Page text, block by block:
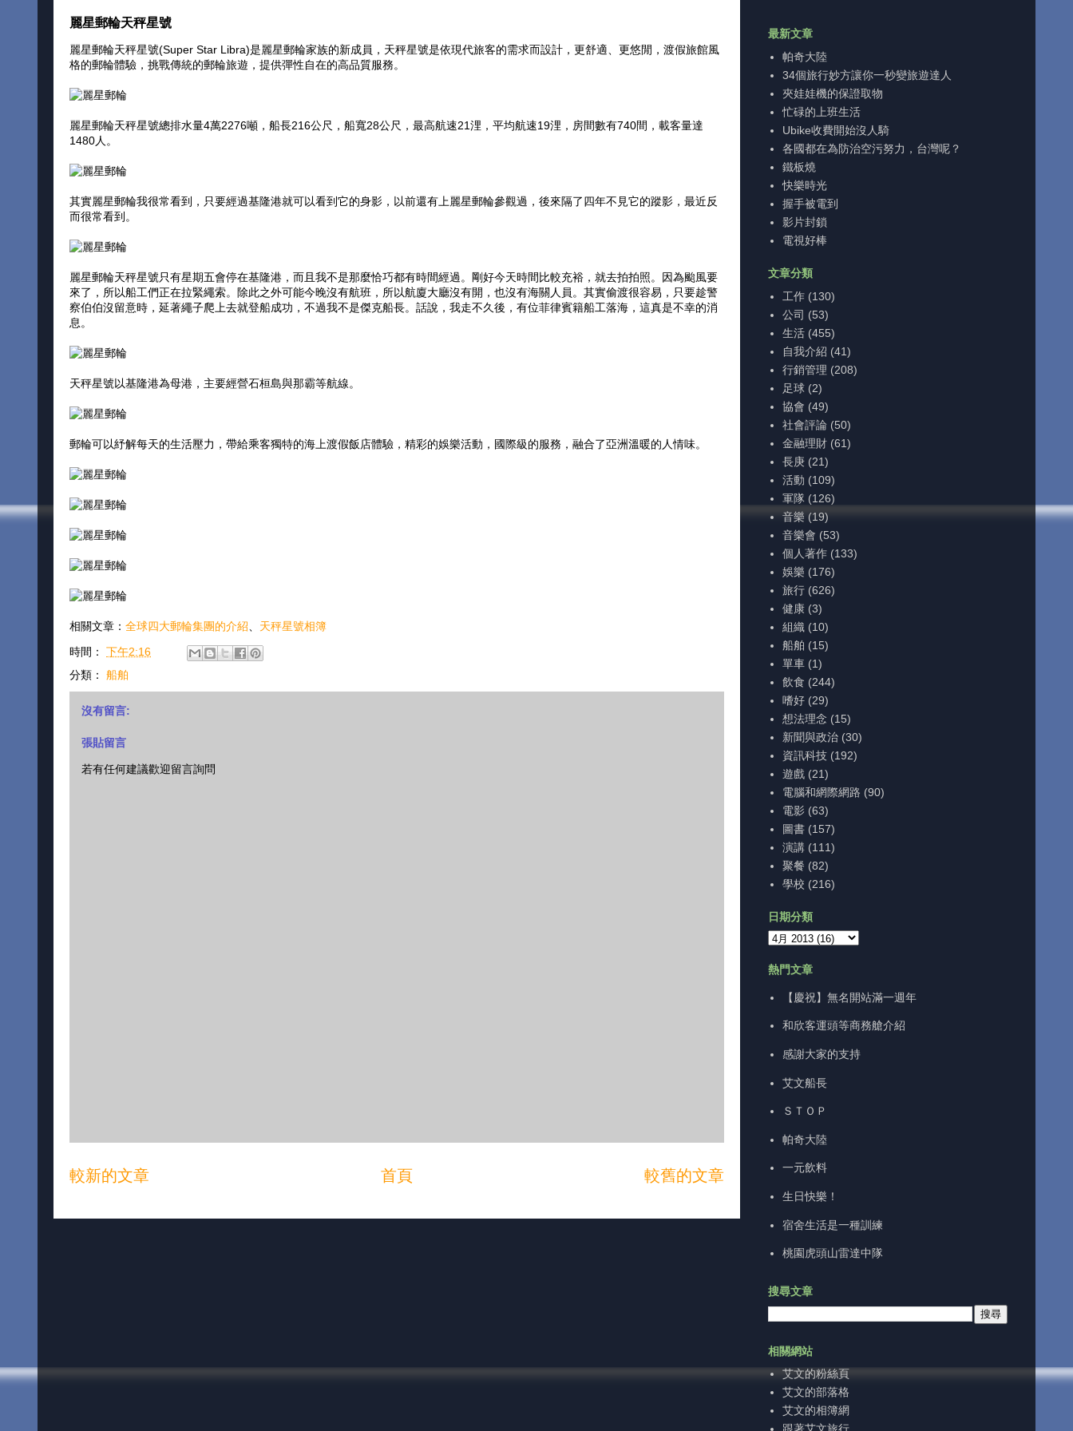
麗星郵輪天秤星號
麗星郵輪天秤星號(Super Star Libra)是麗星郵輪家族的新成員，天秤星號是依現代旅客的需求而設計，更舒適、更悠閒，渡假旅館風
格的郵輪體驗，挑戰傳統的郵輪旅遊，提供彈性自在的高品質服務。
麗星郵輪天秤星號總排水量4萬2276噸，船長216公尺，船寬28公尺，最高航速21浬，平均航速19浬，房間數有740間，載客量達
1480人。
其實麗星郵輪我很常看到，只要經過基隆港就可以看到它的身影，以前還有上麗星郵輪參觀過，後來隔了四年不見它的蹤影，最近反
而很常看到。
麗星郵輪天秤星號只有星期五會停在基隆港，而且我不是那麼恰巧都有時間經過。剛好今天時間比較充裕，就去拍拍照。因為颱風要
來了，所以船工們正在拉緊繩索。除此之外可能今晚沒有航班，所以航廈大廳沒有開，也沒有海關人員。其實偷渡很容易，只要趁警
察伯伯沒留意時，延著繩子爬上去就登船成功，不過我不是傑克船長。話說，我走不久後，有位菲律賓籍船工落海，這真是不幸的消
息。
天秤星號以基隆港為母港，主要經營石桓島與那霸等航線。
郵輪可以紓解每天的生活壓力，帶給乘客獨特的海上渡假飯店體驗，精彩的娛樂活動，國際級的服務，融合了亞洲溫暖的人情味。
相關文章： 全球四大郵輪集團的介紹 天秤星號相簿
時間： 下午2:16
分類： 船舶
沒有留言:
張貼留言
若有任何建議歡迎留言詢問
較新的文章 較舊的文章
首頁
最新文章
帕奇大陸
34個旅行妙方讓你一秒變旅遊達人
夾娃娃機的保證取物
忙碌的上班生活
Ubike收費開始沒人騎
各國都在為防治空污努力，台灣呢？
鐵板燒
快樂時光
握手被電到
影片封鎖
電視好棒
文章分類
工作 (130)
公司 (53)
生活 (455)
自我介紹 (41)
行銷管理 (208)
足球 (2)
協會 (49)
社會評論 (50)
金融理財 (61)
長庚 (21)
活動 (109)
軍隊 (126)
音樂 (19)
音樂會 (53)
個人著作 (133)
娛樂 (176)
旅行 (626)
健康 (3)
組織 (10)
船舶 (15)
單車 (1)
飲食 (244)
嗜好 (29)
想法理念 (15)
新聞與政治 (30)
資訊科技 (192)
遊戲 (21)
電腦和網際網路 (90)
電影 (63)
圖書 (157)
演講 (111)
聚餐 (82)
學校 (216)
日期分類
熱門文章
【慶祝】無名開站滿一週年
和欣客運頭等商務艙介紹
感謝大家的支持
艾文船長
ＳＴＯＰ
帕奇大陸
一元飲料
生日快樂！
宿舍生活是一種訓練
桃園虎頭山雷達中隊
搜尋文章
相關網站
艾文的粉絲頁
艾文的部落格
艾文的相簿網